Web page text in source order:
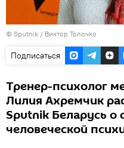
© Sputnik / Виктор Толочко
Подписаться
Тренер-психолог
Лилия Ахремчик
Sputnik Беларусь о
человеческой